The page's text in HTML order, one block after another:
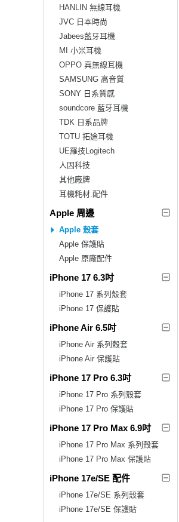
HANLIN 無線耳機
JVC 日本時尚
Jabees藍牙耳機
MI 小米耳機
OPPO 真無線耳機
SAMSUNG 高音質
SONY 日系質感
soundcore 藍牙耳機
TDK 日系品牌
TOTU 拓途耳機
UE羅技Logitech
人因科技
其他廠牌
耳機耗材.配件
Apple 周邊
Apple 殼套
Apple 保護貼
Apple 原廠配件
iPhone 17 6.3吋
iPhone 17 系列殼套
iPhone 17 保護貼
iPhone Air 6.5吋
iPhone Air 系列殼套
iPhone Air 保護貼
iPhone 17 Pro 6.3吋
iPhone 17 Pro 系列殼套
iPhone 17 Pro 保護貼
iPhone 17 Pro Max 6.9吋
iPhone 17 Pro Max 系列殼套
iPhone 17 Pro Max 保護貼
iPhone 17e/SE 配件
iPhone 17e/SE 系列殼套
iPhone 17e/SE 保護貼